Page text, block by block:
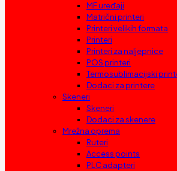
MF uređaji
Matrični printeri
Printeri velikih formata
Printeri
Printeri za naljepnice
POS printeri
Termosublimacijski
Dodaci za printere
Skeneri
Skeneri
Dodaci za skenere
Mrežna oprema
Ruteri
Access points
PLC adapteri